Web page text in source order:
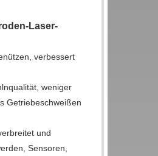
Laser-
verbessert
weniger
Getriebeschweißen
und
Sensoren,